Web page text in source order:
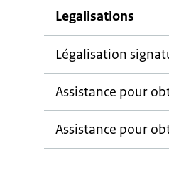
Legalisations
Légalisation
Assistance pour
Assistance pour